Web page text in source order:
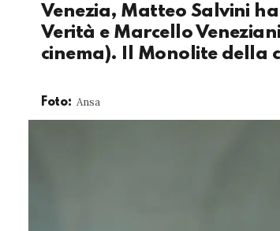
Venezia, Matteo Salvini
Verità e Marcello
cinema). Il Monolite della
Foto: Ansa